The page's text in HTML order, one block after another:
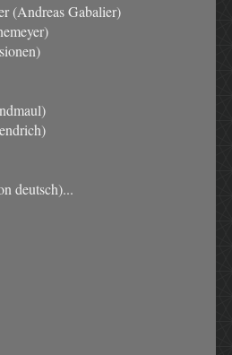
(Andreas Gabalier)
deutsch)...